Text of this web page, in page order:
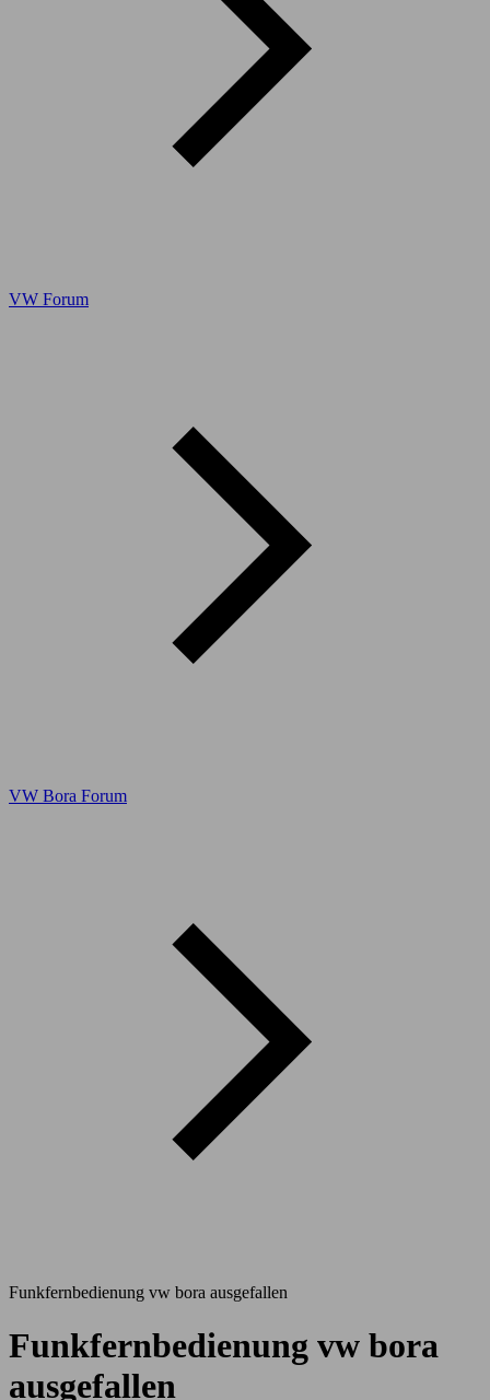
VW Forum
VW Bora Forum
Funkfernbedienung vw bora ausgefallen
Funkfernbedienung vw bora
ausgefallen